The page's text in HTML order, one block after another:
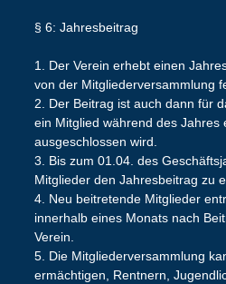
§ 6: Jahresbeitrag
1. Der Verein erhebt einen
von der Mitgliederversammlung
2. Der Beitrag ist auch dann für
ein Mitglied während des Jahres
ausgeschlossen wird.
3. Bis zum 01.04. des
Mitglieder den Jahresbeitrag zu
4. Neu beitretende Mitglieder
innerhalb eines Monats nach
Verein.
5. Die Mitgliederversammlung
ermächtigen, Rentnern,